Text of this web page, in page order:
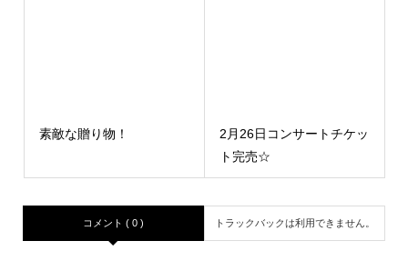
素敵な贈り物！
2月26日コンサートチケッ
ト完売☆
コメント ( 0 ) トラックバックは利用できません。